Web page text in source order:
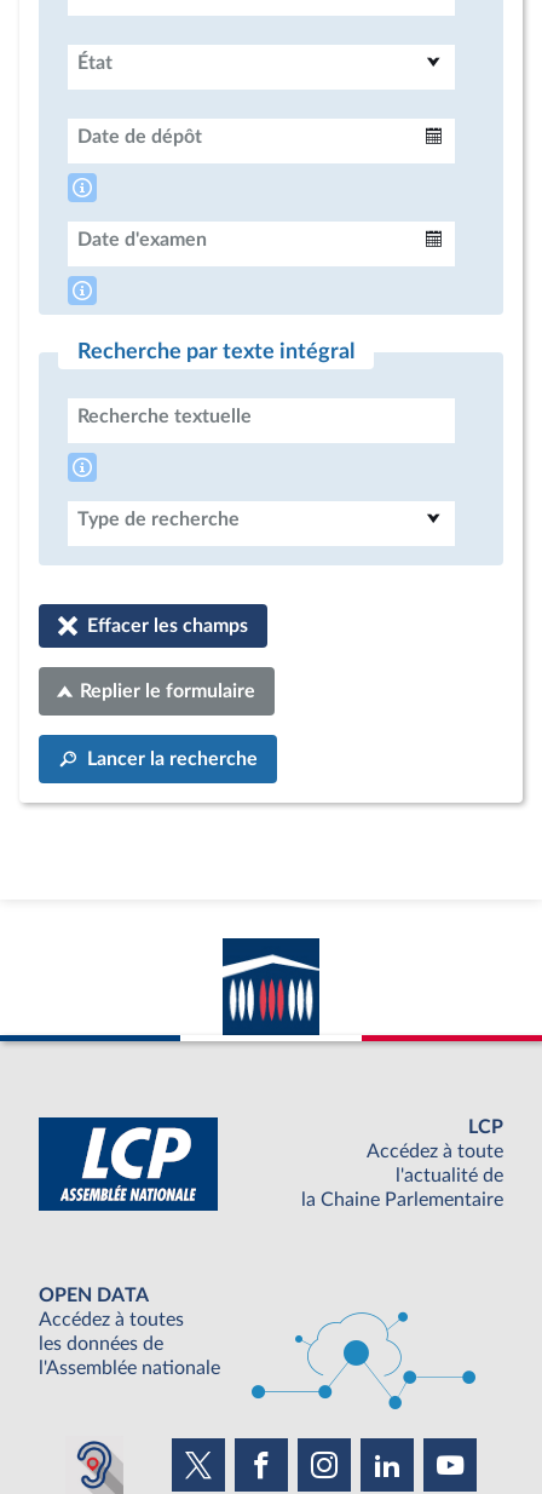
État
Date de dépôt
Date d'examen
Recherche par texte intégral
Recherche textuelle
Type de recherche
Effacer les champs
Replier le formulaire
Lancer la recherche
LCP
Accédez à toute
l'actualité de
la Chaine Parlementaire
OPEN DATA
Accédez à toutes
les données de
l'Assemblée nationale